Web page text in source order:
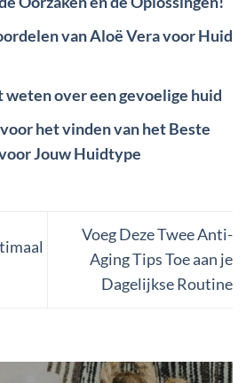
van Aloë Vera voor Huid
weten over een gevoelige huid
het vinden van het Beste
Jouw Huidtype
Voeg Deze Twee Anti-
Aging Tips Toe aan je
Dagelijkse Routine